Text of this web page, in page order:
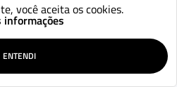
você aceita os cookies.
informações
ENTENDI